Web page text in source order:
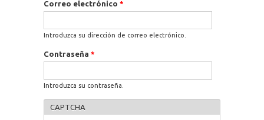
Correo electrónico *
Introduzca su dirección de correo electrónico.
Contraseña *
Introduzca su contraseña.
CAPTCHA